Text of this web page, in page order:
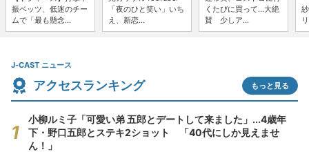
振ベッツ、低迷のチー
ムで「最も懸念...
「夜のひと笑い」いち
え、新恋...
くたびに買って...大絶
賛 少しア...
J-CAST ニュース
アクセスランキング もっと見る
小柳ルミ子「可愛い弟 五郎とデートして来ました」...4歳年
下・野口五郎とステキ2ショット 「40代にしか見えませ
ん！」